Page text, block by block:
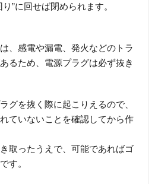
”に回せば閉められます。
、感電や漏電、発火などのトラ
るため、電源プラグは必ず抜き
グを抜く際に起こりえるので、
ていないことを確認してから作
取ったうえで、可能であればゴ
す。